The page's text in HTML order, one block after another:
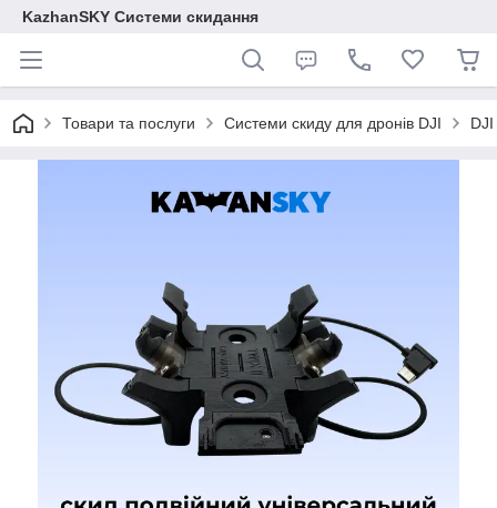
KazhanSKY Системи скидання
Товари та послуги Системи скиду для дронів DJI